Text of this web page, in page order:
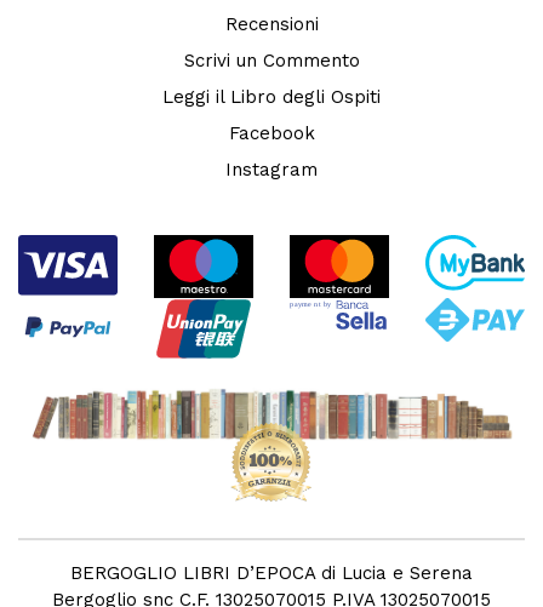
Recensioni
Scrivi un Commento
Leggi il Libro degli Ospiti
Facebook
Instagram
BERGOGLIO LIBRI D’EPOCA di Lucia e Serena
Bergoglio snc C.F. 13025070015 P.IVA 13025070015